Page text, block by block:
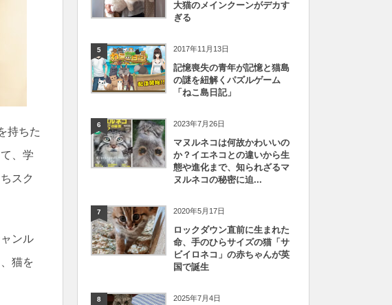
持ちた
、学
スク
ンル
猫を
大猫のメインクーンがデカす
ぎる
5 2017年11月13日
記憶喪失の青年が記憶と猫島
の謎を紐解くパズルゲーム
「ねこ島日記」
6 2023年7月26日
マヌルネコは何故かわいいの
か？イエネコとの違いから生
態や進化まで、知られざるマ
ヌルネコの秘密に迫...
7 2020年5月17日
ロックダウン直前に生まれた
命、手のひらサイズの猫「サ
ビイロネコ」の赤ちゃんが英
国で誕生
8 2025年7月4日